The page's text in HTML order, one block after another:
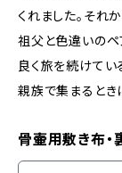
くれました。それ
祖父と色違いのペ
良く旅を続けてい
親族で集まるとき
骨壷用敷き布